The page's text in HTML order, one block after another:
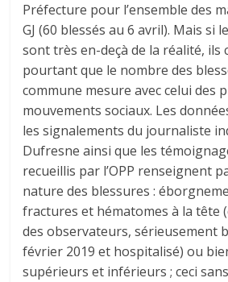
Préfecture pour l’ensemble des
GJ (60 blessés au 6 avril). Mais si
sont très en-deçà de la réalité, ils
pourtant que le nombre des
commune mesure avec celui des
mouvements sociaux. Les
les signalements du journaliste
Dufresne ainsi que les
recueillis par l’OPP renseignent
nature des blessures :
fractures et hématomes à la tête
des observateurs, sérieusement
février 2019 et hospitalisé) ou
supérieurs et inférieurs ; ceci